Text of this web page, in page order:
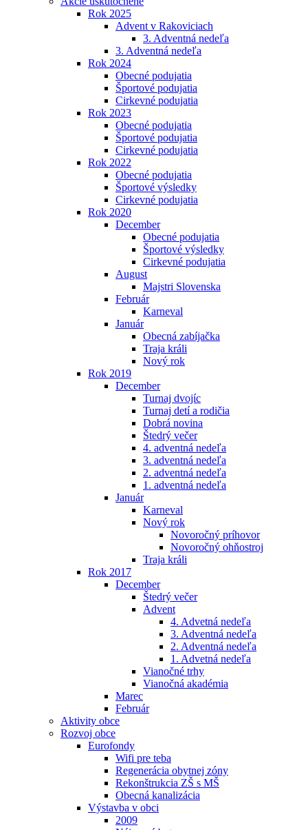
Rok 2025
Advent v Rakoviciach
3. Adventná nedeľa
3. Adventná nedeľa
Rok 2024
Obecné podujatia
Športové podujatia
Cirkevné podujatia
Rok 2023
Obecné podujatia
Športové podujatia
Cirkevné podujatia
Rok 2022
Obecné podujatia
Športové výsledky
Cirkevné podujatia
Rok 2020
December
Obecné podujatia
Športové výsledky
Cirkevné podujatia
August
Majstri Slovenska
Február
Karneval
Január
Obecná zabíjačka
Traja králi
Nový rok
Rok 2019
December
Turnaj dvojíc
Turnaj detí a rodičia
Dobrá novina
Štedrý večer
4. adventná nedeľa
3. adventná nedeľa
2. adventná nedeľa
1. adventná nedeľa
Január
Karneval
Nový rok
Novoročný príhovor
Novoročný ohňostroj
Traja králi
Rok 2017
December
Štedrý večer
Advent
4. Advetná nedeľa
3. Adventná nedeľa
2. Adventná nedeľa
1. Advetná nedeľa
Vianočné trhy
Vianočná akadémia
Marec
Február
Aktivity obce
Rozvoj obce
Eurofondy
Wifi pre teba
Regenerácia obytnej zóny
Rekonštrukcia ZŠ s MŠ
Obecná kanalizácia
Výstavba v obci
2009